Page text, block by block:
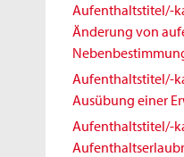
Aufenthaltstitel/-
Änderung von
Aufenthaltstitel/-
Ausübung einer
Aufenthaltstitel/-